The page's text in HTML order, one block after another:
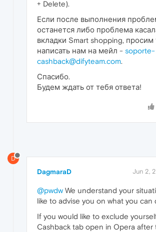
+ Delete).
Если после выполнения
останется либо проблема
вкладки Smart shopping, просим
написать нам на мейл - soporte-
cashback@difyteam.com.
Спасибо.
Будем ждать от тебя ответа!
D
DagmaraD Jun 2,
@pwdw We understand your
like to advise you on what you can
If you would like to exclude
Cashback tab open in Opera